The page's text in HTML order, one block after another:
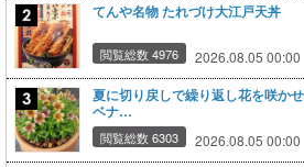
てんや名物 たれづけ大江戸天丼
閲覧総数 4976 2026.08.05 00:00
夏に切り戻しで繰り返し花を咲か
ベナ…
閲覧総数 6303 2026.08.05 00:00